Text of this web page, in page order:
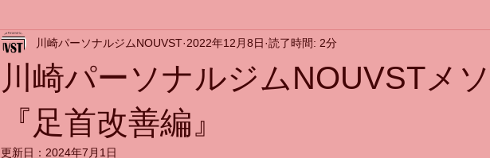
川崎パーソナルジムNOUVSTメ
『足首改善編』
川崎パーソナルジムNOUVST 2022年12月8日 読了時間: 2分
更新日： 2024年7月1日